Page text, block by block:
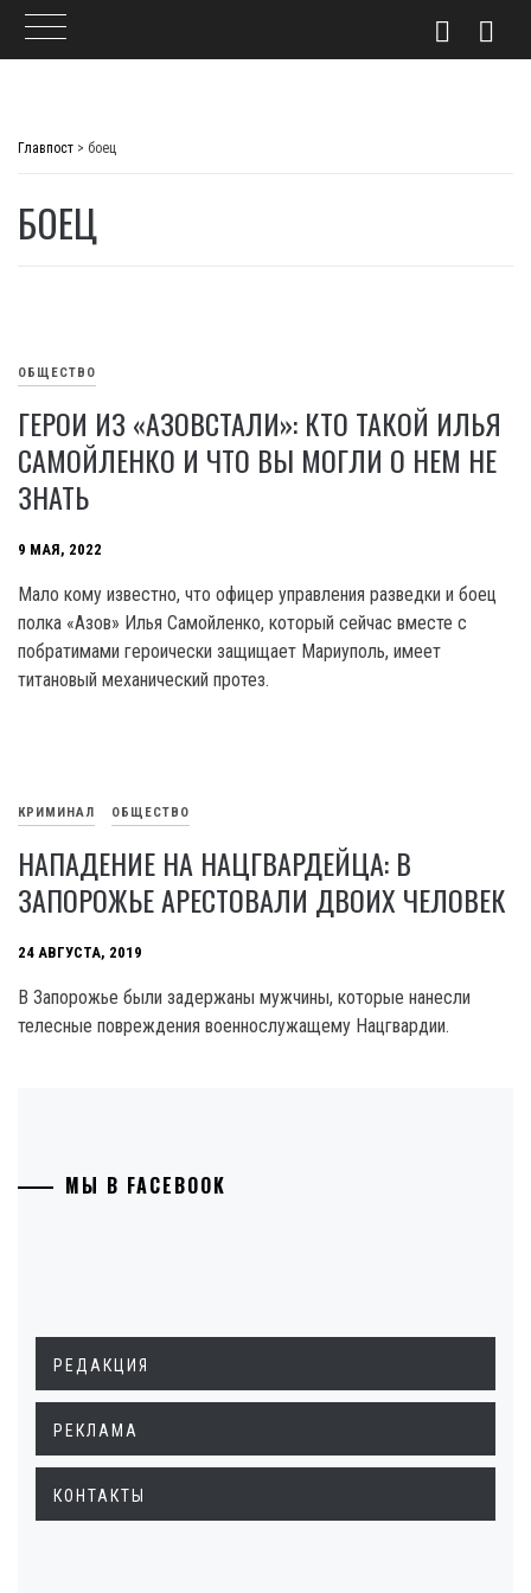
Главпост > боец
БОЕЦ
ОБЩЕСТВО
ГЕРОИ ИЗ «АЗОВСТАЛИ»: КТО ТАКОЙ ИЛЬЯ
САМОЙЛЕНКО И ЧТО ВЫ МОГЛИ О НЕМ НЕ
ЗНАТЬ
9 МАЯ, 2022
Мало кому известно, что офицер управления разведки и боец
полка «Азов» Илья Самойленко, который сейчас вместе с
побратимами героически защищает Мариуполь, имеет
титановый механический протез.
КРИМИНАЛ ОБЩЕСТВО
НАПАДЕНИЕ НА НАЦГВАРДЕЙЦА: В
ЗАПОРОЖЬЕ АРЕСТОВАЛИ ДВОИХ ЧЕЛОВЕК
24 АВГУСТА, 2019
В Запорожье были задержаны мужчины, которые нанесли
телесные повреждения военнослужащему Нацгвардии.
МЫ В FACEBOOK
РЕДАКЦИЯ
РЕКЛАМА
КОНТАКТЫ